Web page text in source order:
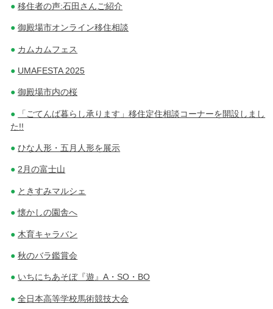
移住者の声:石田さんご紹介
御殿場市オンライン移住相談
カムカムフェス
UMAFESTA 2025
御殿場市内の桜
「ごてんば暮らし承ります」移住定住相談コーナーを開設しまし
た!!
ひな人形・五月人形を展示
2月の富士山
ときすみマルシェ
懐かしの園舎へ
木育キャラバン
秋のバラ鑑賞会
いちにちあそぼ『遊』A・SO・BO
全日本高等学校馬術競技大会